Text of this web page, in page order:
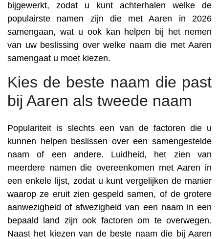
bijgewerkt, zodat u kunt achterhalen welke de
populairste namen zijn die met Aaren in 2026
samengaan, wat u ook kan helpen bij het nemen
van uw beslissing over welke naam die met Aaren
samengaat u moet kiezen.
Kies de beste naam die past
bij Aaren als tweede naam
Populariteit is slechts een van de factoren die u
kunnen helpen beslissen over een samengestelde
naam of een andere. Luidheid, het zien van
meerdere namen die overeenkomen met Aaren in
een enkele lijst, zodat u kunt vergelijken de manier
waarop ze eruit zien gespeld samen, of de grotere
aanwezigheid of afwezigheid van een naam in een
bepaald land zijn ook factoren om te overwegen.
Naast het kiezen van de beste naam die bij Aaren